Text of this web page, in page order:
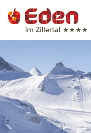
Deutsch English
Hotel